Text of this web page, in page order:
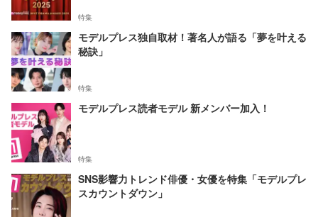
特集
モデルプレス独自取材！著名人が語る「夢を叶える
秘訣」
特集
モデルプレス読者モデル 新メンバー加入！
特集
SNS影響力トレンド俳優・女優を特集「モデルプレ
スカウントダウン」